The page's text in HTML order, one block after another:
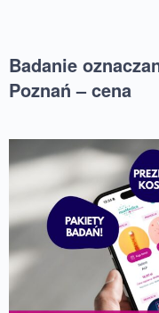
Badanie
Poznań – cena